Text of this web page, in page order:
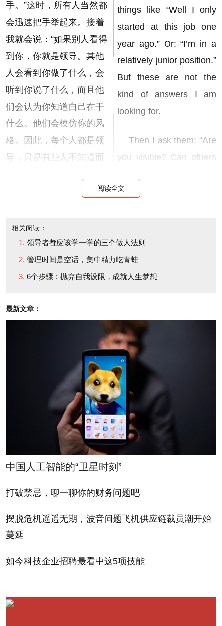
手。”这时，所有人当然都
会迅速把手举起来。接着
我就会说：“如果别人看得
到你，你就是领导。其他
人会看到你做了什么，会
听到你说了什么，而且他
们会认为你知道自己在干
什么。他们会模仿你的风
格。因此，每个人都是领
导，只是有些人不知道而
是在任何公司中，所有的
参与者都是领导。只不过
有些人是在有意识地当领
这一点——他们不知道自
己的行为、言语和态度已
经影响到了别人。但真实
情况是，他们对别人确实
有影响，但这种影响经常
不会给人帮助，也不会产
生积极作用。因此，现在
大家也许正好可以问问自
己：我是在有意识地当领
导吗？还是在无意识地这
样做？
把通用电气（General
Electric）前首席执行官杰
家公司中，在每次研讨会
things like “Well I only
started at this job one
year ago.” Or: “I’m in a
relatively junior position.”
But these are not the
kind of answers I am
looking for.
Then I ask them: “Are
you visible? Can others
actions and hear your
Then, of course all the
hands go up quickly. And
I say “If you are visible,
do, listen to what you
say and they are going
to assume you know
what you are doing. And
they will copy your style.
As a result, everyone is
a Leader. It’s just that
some people don’t know
they are leaders.”
The point of this little
organization, all the
just that some are
阅读全文
相关阅读：
领导者都应该学一学的三个做人法则
管理时间是空话，集中精力吃青蛙
6个步骤：抛弃自我设限，成就人生梦想
最新文章：
中国人工智能的“卫星时刻”
打破禁忌，聊一聊你的财务问题吧
摆脱危机遥遥无期，波音问题飞机供应链裁员潮开始
蔓延
如今科技企业招聘最看中这5项技能